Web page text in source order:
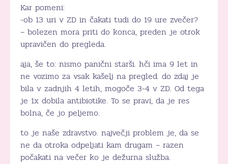
Kar pomeni:
-ob 13 uri v ZD in čakati tudi do 19 ure zvečer?
– bolezen mora priti do konca, preden je otrok
upravičen do pregleda.
aja, še to: nismo panični starši. hči ima 9 let in
ne vozimo za vsak kašelj na pregled. do zdaj je
bila v zadnjih 4 letih, mogoče 3-4 v ZD. Od tega
je 1x dobila antibiotike. To se pravi, da je res
bolna, če jo peljemo.
to je naše zdravstvo. največji problem je, da se
ne da otroka odpeljati kam drugam – razen
počakati na večer ko je dežurna služba.